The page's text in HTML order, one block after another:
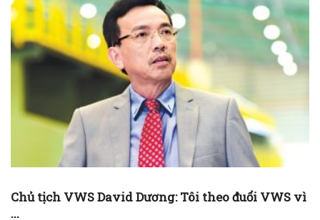
Chủ tịch VWS David Dương: Tôi theo đuổi VWS vì
...